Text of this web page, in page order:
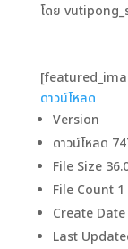
โดย
ดาวน์โหลด
Version
ดาวน์โหลด
File Size
File Count 1
Create Date
Last